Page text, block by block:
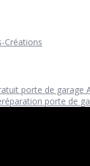
Créations
porte de garage
réparation porte de